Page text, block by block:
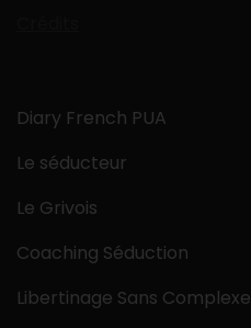
Diary French PUA
Le séducteur
Le Grivois
Coaching Séduction
Libertinage Sans Complexe